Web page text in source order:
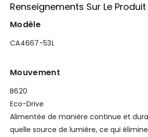
Renseignements Sur Le Produit
Modèle
CA4667-53L
Mouvement
B620
Eco-Drive
Alimentée de manière continue et
quelle source de lumière, ce qui